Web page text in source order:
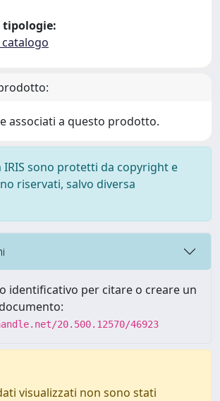
tipologie:
catalogo
associati a questo prodotto.
sono protetti da copyright e
riservati, salvo diversa
identificativo per citare o creare un
20.500.12570/46923
visualizzati non sono stati